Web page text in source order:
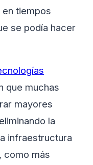
tiempos
se podía hacer
que muchas
mayores
la
infraestructura
como más